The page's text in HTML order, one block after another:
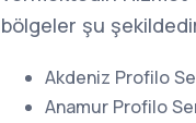
bölgeler şu
Akdeniz Profilo
Anamur Profilo